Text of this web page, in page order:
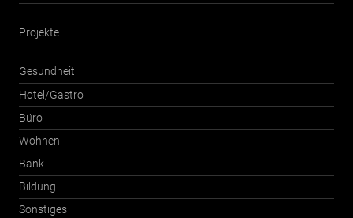
Projekte
Gesundheit
Hotel/Gastro
Büro
Wohnen
Bank
Bildung
Sonstiges